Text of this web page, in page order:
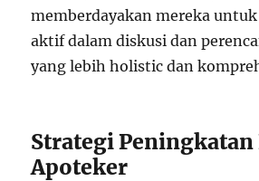
memberdayakan mereka
aktif dalam diskusi dan
yang lebih holistic dan
Strategi
Apoteker